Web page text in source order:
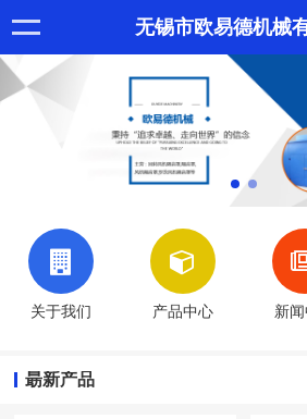
无锡市欧易德机械
关于我们 产品中心 新
朂新产品